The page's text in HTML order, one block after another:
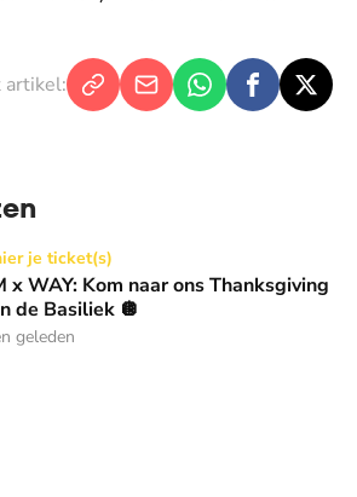
artikel:
naar ons Thanksgiving gala in de
je ticket(s)
x WAY: Kom naar ons Thanksgiving
de Basiliek 🪩
geleden